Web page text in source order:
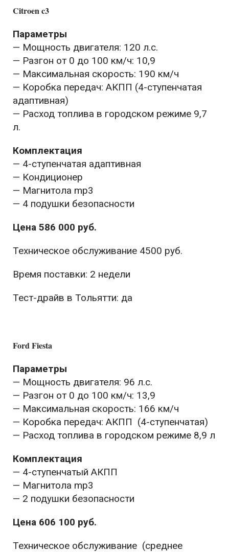
Citroen c3
Параметры
— Мощность двигателя: 120 л.с.
— Разгон от 0 до 100 км/ч: 10,9
— Максимальная скорость: 190 км/ч
— Коробка передач: АКПП (4-ступенчатая
адаптивная)
— Расход топлива в городском режиме 9,7
л.
Комплектация
— 4-ступенчатая адаптивная
— Кондиционер
— Магнитола mp3
— 4 подушки безопасности
Цена 586 000 руб.
Техническое обслуживание 4500 руб.
Время поставки: 2 недели
Тест-драйв в Тольятти: да
Ford Fiesta
Параметры
— Мощность двигателя: 96 л.с.
— Разгон от 0 до 100 км/ч: 13,9
— Максимальная скорость: 166 км/ч
— Коробка передач: АКПП (4-ступенчатая)
— Расход топлива в городском режиме 8,9 л
Комплектация
— 4-ступенчатый АКПП
— Магнитола mp3
— 2 подушки безопасности
Цена 606 100 руб.
Техническое обслуживание (среднее